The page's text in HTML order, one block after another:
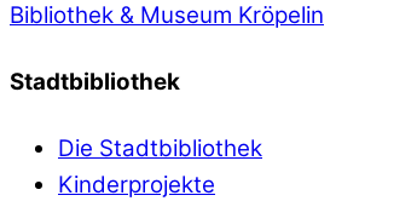
Bibliothek & Museum Kröpelin
Stadtbibliothek
Die Stadtbibliothek
Kinderprojekte